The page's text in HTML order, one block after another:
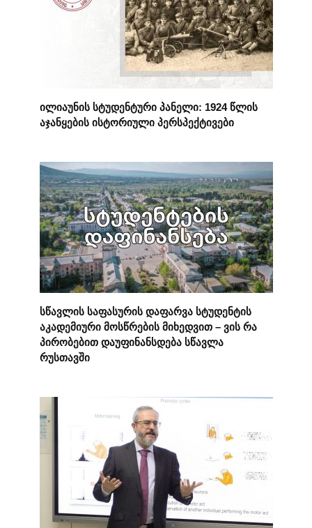
ილიაუნის სტუდენტური პანელი: 1924 წლის
აჯანყების ისტორიული პერსპექტივები
სწავლის საფასურის დაფარვა სტუდენტის
აკადემიური მოსწრების მიხედვით – ვის რა
პირობებით დაუფინანსდება სწავლა
რუსთავში